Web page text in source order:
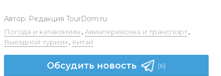
Автор: Редакция TourDom.ru
Погода и катаклизмы , Авиаперевозка и транспорт,
Выездной туризм , Китай
Обсудить новость (6)